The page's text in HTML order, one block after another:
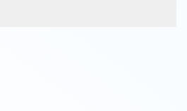
醫院」花蓮、台北、台中慈院入列
球前 2% 頂尖科學家」 慈濟17位光榮